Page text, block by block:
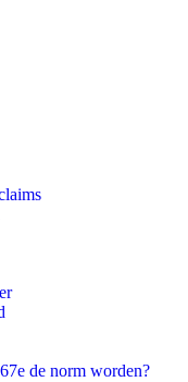
de norm worden?